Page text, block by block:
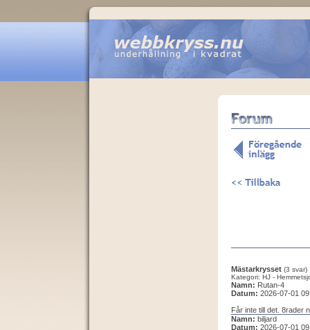
Mästarkrysset (3 svar)
Kategori: HJ -
Namn: Rutan-4
Datum: 2026-07-01
Får inte till det. 8rader
Namn: biljard
Datum: 2026-07-01